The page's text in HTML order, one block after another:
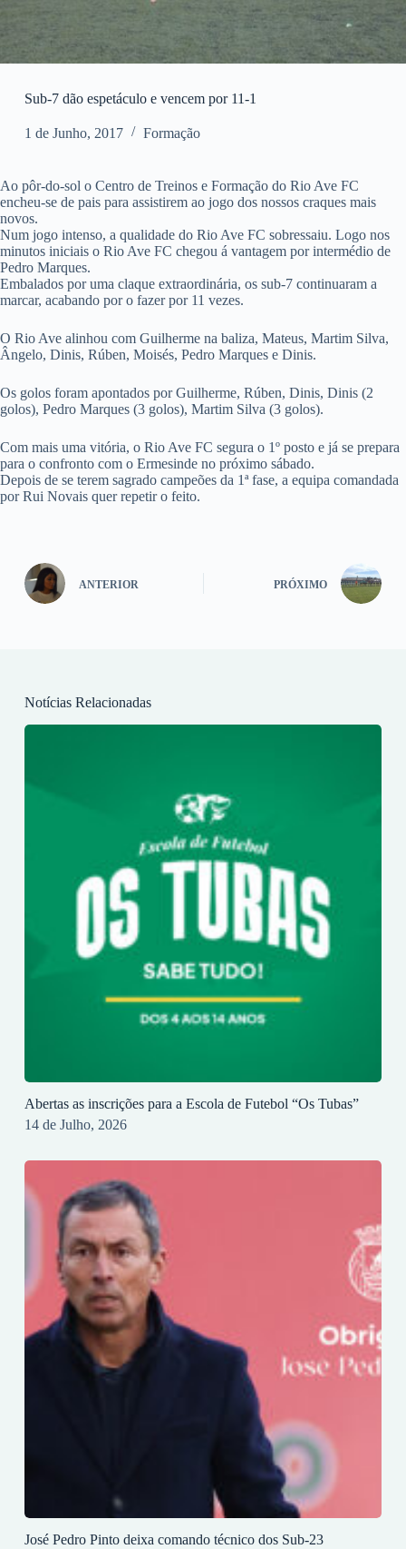
Sub-7 dão espetáculo e vencem por 11-1
1 de Junho, 2017 Formação
Ao pôr-do-sol o Centro de Treinos e Formação do Rio Ave FC
encheu-se de pais para assistirem ao jogo dos nossos craques mais
novos.
Num jogo intenso, a qualidade do Rio Ave FC sobressaiu. Logo nos
minutos iniciais o Rio Ave FC chegou á vantagem por intermédio de
Pedro Marques.
Embalados por uma claque extraordinária, os sub-7 continuaram a
marcar, acabando por o fazer por 11 vezes.
O Rio Ave alinhou com Guilherme na baliza, Mateus, Martim Silva,
Ângelo, Dinis, Rúben, Moisés, Pedro Marques e Dinis.
Os golos foram apontados por Guilherme, Rúben, Dinis, Dinis (2
golos), Pedro Marques (3 golos), Martim Silva (3 golos).
Com mais uma vitória, o Rio Ave FC segura o 1º posto e já se prepara
para o confronto com o Ermesinde no próximo sábado.
Depois de se terem sagrado campeões da 1ª fase, a equipa comandada
por Rui Novais quer repetir o feito.
ANTERIOR PRÓXIMO
Notícias Relacionadas
Abertas as inscrições para a Escola de Futebol “Os Tubas”
14 de Julho, 2026
José Pedro Pinto deixa comando técnico dos Sub-23